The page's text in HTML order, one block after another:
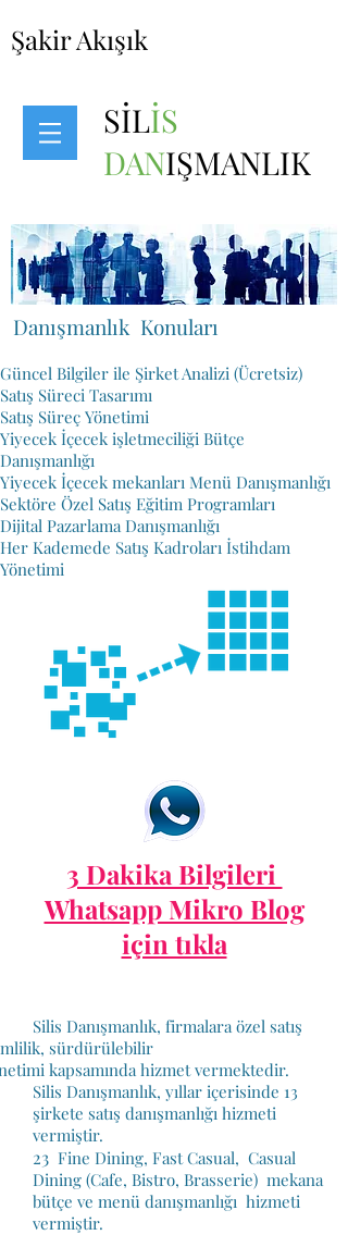
Şakir Akışık
SİLİS
DANIŞMANLIK
Danışmanlık Konuları
Güncel Bilgiler ile Şirket Analizi (Ücretsiz)
Satış Süreci Tasarımı
Satış Süreç Yönetimi
Yiyecek İçecek işletmeciliği Bütçe
Danışmanlığı
Yiyecek İçecek mekanları Menü Danışmanlığı
Sektöre Özel Satış Eğitim Programları
Dijital Pazarlama Danışmanlığı
Her Kademede Satış Kadroları İstihdam
Yönetimi
3 Dakika Bilgileri
Whatsapp Mikro Blog
için tıkla
Silis Danışmanlık, firmalara özel satış
sürdürülebilir
kapsamında hizmet vermektedir.
Silis Danışmanlık, yıllar içerisinde 13
şirkete satış danışmanlığı hizmeti
vermiştir.
23 Fine Dining, Fast Casual, Casual
Dining (Cafe, Bistro, Brasserie) mekana
bütçe ve menü danışmanlığı hizmeti
vermiştir.